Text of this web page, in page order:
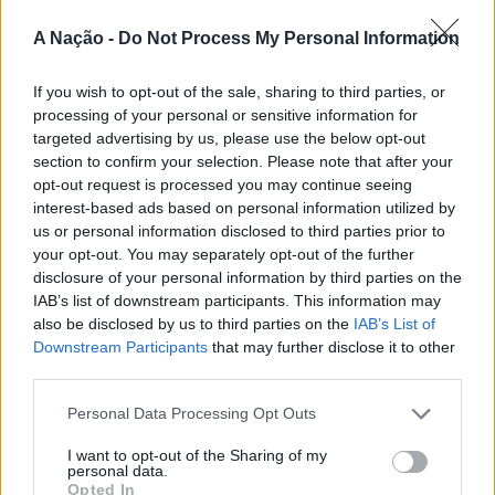
A Nação - Do Not Process My Personal Information
If you wish to opt-out of the sale, sharing to third parties, or
processing of your personal or sensitive information for
targeted advertising by us, please use the below opt-out
section to confirm your selection. Please note that after your
opt-out request is processed you may continue seeing
interest-based ads based on personal information utilized by
us or personal information disclosed to third parties prior to
your opt-out. You may separately opt-out of the further
disclosure of your personal information by third parties on the
IAB’s list of downstream participants. This information may
also be disclosed by us to third parties on the IAB’s List of
Downstream Participants that may further disclose it to other
Personal Data Processing Opt Outs
I want to opt-out of the Sharing of my
personal data.
Opted In
passa também por Sines, Peniche, Viana do Castelo, Vila
Nova de Milfontes e Ericeira.
A iniciativa pretende aproximar a prática dos desportos
de vento das comunidades costeiras, promovendo o
território através do mar e das suas condições naturais.
Nas palavras de Pedro Mota, De todas as etapas do
Nortada Ocean Rides, este evento é o que mais precisa
da “nortada” como apoio, porque sem vento não há
kitesurf.
A presença da Nortada vai mais uma vez, alem da
competição. O que queremos é fazer parte deste
movimento que promove o encontro entre atletas,
visitantes e a comunidade local. Que a marca Nortada
esteja presente de uma forma natural e quase obvia,
Esposende com o vento e o mar, refere o CEO da
ATUALIDADE
Cinco projetos de Cascais finalistas
em iniciativa europeia
Publicado 23 horas atrás on
05/08/2026
Por Ígor Lopes
Vencedores serão anunciados no “Innovation in Politics
Congressos do Estoril.